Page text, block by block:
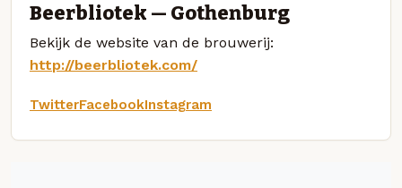
Beerbliotek — Gothenburg
Bekijk de website van de brouwerij:
http://beerbliotek.com/
TwitterFacebookInstagram